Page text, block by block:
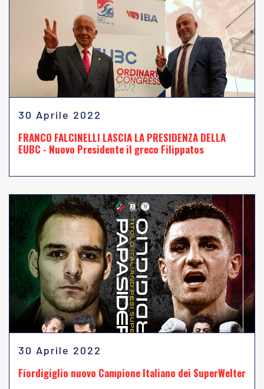
30 Aprile 2022
FRANCO FALCINELLI LASCIA LA PRESIDENZA DELLA
EUBC - Nuovo Presidente il greco Filippatos
30 Aprile 2022
Fiordigiglio nuovo Campione Italiano dei SuperWelter